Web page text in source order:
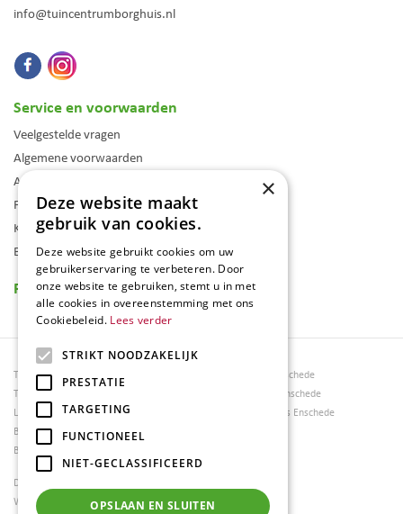
info@tuincentrumborghuis.nl
Service en voorwaarden
Veelgestelde vragen
Algemene voorwaarden
Assortiment
Folder
Klantenkaart
Blog
Reviews
Tuincentrum Borghuis
Tuinmeubels
Loungesets
Bloemen
Barbecues
Tuinmeubels Enschede
Tuinmeubelen Enschede
Woonaccessoires Enschede
Dierenwinkel Enschede
Weber bbq kopen Hengelo
×
Deze website maakt
gebruik van cookies.
Deze website gebruikt cookies om uw
gebruikerservaring te verbeteren. Door
onze website te gebruiken, stemt u in met
alle cookies in overeenstemming met ons
Cookiebeleid. Lees verder
STRIKT NOODZAKELIJK
PRESTATIE
TARGETING
FUNCTIONEEL
NIET-GECLASSIFICEERD
OPSLAAN EN SLUITEN